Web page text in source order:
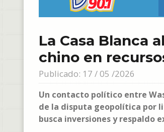
La Casa Blanca
chino en
Publicado: 17 / 05 /2026
Un contacto político entre
de la disputa geopolítica por
busca inversiones y respaldo